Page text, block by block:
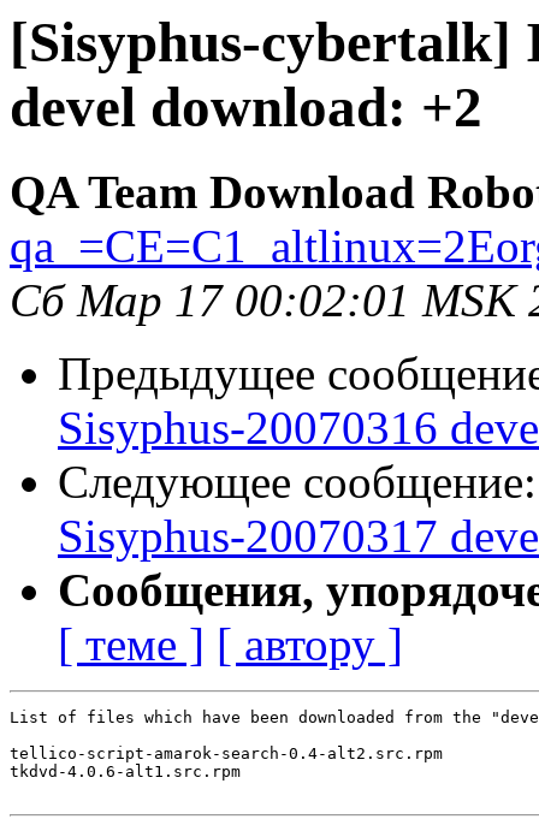
[Sisyphus-cybertalk]
devel download: +2
QA Team Download
Сб Мар 17 00:02:01 MSK
Предыдущее
Sisyphus-20070316
Следующее
Sisyphus-20070317
Сообщения,
[ теме ] [ автору ]
List of files which have been downloaded from the
tellico-script-amarok-search-0.4-alt2.src.rpm
tkdvd-4.0.6-alt1.src.rpm